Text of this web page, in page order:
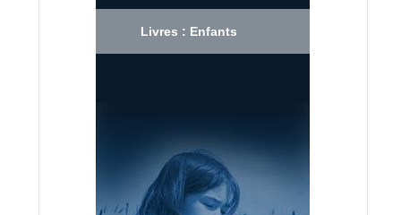
Livres : Enfants